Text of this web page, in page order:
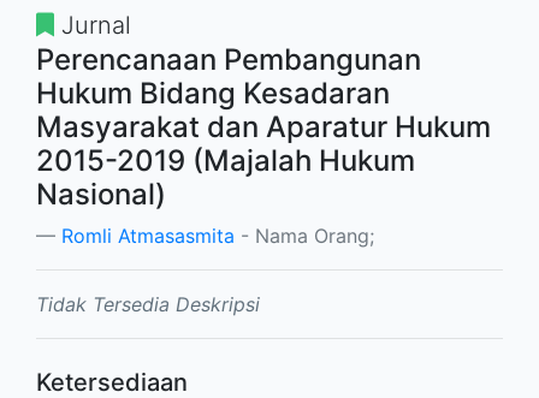
Jurnal
Perencanaan Pembangunan
Hukum Bidang Kesadaran
Masyarakat dan Aparatur Hukum
2015-2019 (Majalah Hukum
Nasional)
Romli Atmasasmita - Nama Orang;
Tidak Tersedia Deskripsi
Ketersediaan